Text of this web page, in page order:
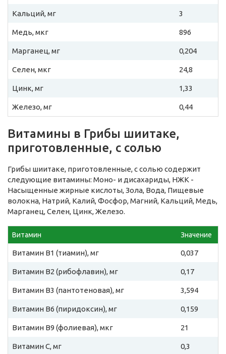
Кальций, мг 3
Медь, мкг 896
Марганец, мг 0,204
Селен, мкг 24,8
Цинк, мг 1,33
Железо, мг 0,44
Витамины в Грибы шиитаке,
приготовленные, с солью
Грибы шиитаке, приготовленные, с солью содержит
следующие витамины: Моно- и дисахариды, НЖК -
Насыщенные жирные кислоты, Зола, Вода, Пищевые
волокна, Натрий, Калий, Фосфор, Магний, Кальций, Медь,
Марганец, Селен, Цинк, Железо.
Витамин Значение
Витамин B1 (тиамин), мг 0,037
Витамин B2 (рибофлавин), мг 0,17
Витамин B3 (пантотеновая), мг 3,594
Витамин B6 (пиридоксин), мг 0,159
Витамин B9 (фолиевая), мкг 21
Витамин C, мг 0,3